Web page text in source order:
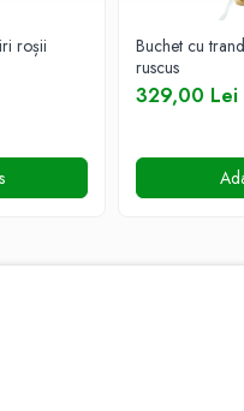
roșii
Buchet cu
ruscus
329,00 Lei